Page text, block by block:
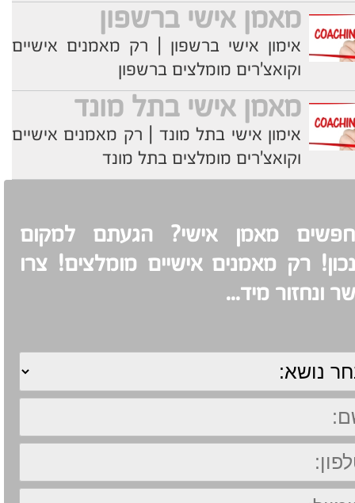
מאמן אישי ברשפון
אימון אישי ברשפון | רק מאמנים אישיים
וקואצ'רים מומלצים ברשפון
מאמן אישי בתל מונד
אימון אישי בתל מונד | רק מאמנים אישיים
וקואצ'רים מומלצים בתל מונד
מאמן אישי? הגעתם למקום
רק מאמנים אישיים מומלצים! צרו
ונחזור מיד...